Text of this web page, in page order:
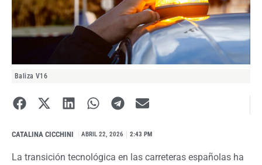
Baliza V16
CATALINA CICCHINI ABRIL 22, 2026 2:43 PM
La transición tecnológica en las carreteras españolas ha